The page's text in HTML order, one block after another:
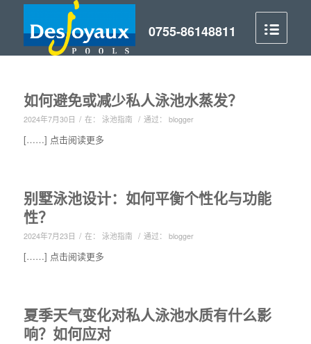
如何避免或减少私人泳池水蒸发？
2024年7月30日 / 在： 泳池指南 / 通过： blogger
[……] 点击阅读更多
别墅泳池设计：如何平衡个性化与功能
性？
2024年7月23日 / 在： 泳池指南 / 通过： blogger
[……] 点击阅读更多
夏季天气变化对私人泳池水质有什么影
响？如何应对